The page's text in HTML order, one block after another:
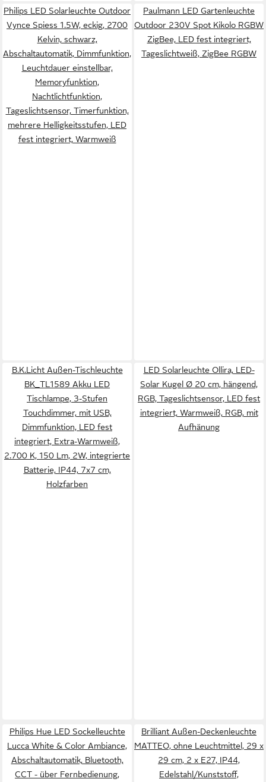
Philips LED Solarleuchte Outdoor
Vynce Spiess 1.5W, eckig, 2700
Kelvin, schwarz,
Abschaltautomatik, Dimmfunktion,
Leuchtdauer einstellbar,
Memoryfunktion,
Nachtlichtfunktion,
Tageslichtsensor, Timerfunktion,
mehrere Helligkeitsstufen, LED
fest integriert, Warmweiß
Paulmann LED Gartenleuchte
Outdoor 230V Spot Kikolo RGBW
ZigBee, LED fest integriert,
Tageslichtweiß, ZigBee RGBW
B.K.Licht Außen-Tischleuchte
BK_TL1589 Akku LED
Tischlampe, 3-Stufen
Touchdimmer, mit USB,
Dimmfunktion, LED fest
integriert, Extra-Warmweiß,
2.700 K, 150 Lm, 2W, integrierte
Batterie, IP44, 7x7 cm,
Holzfarben
LED Solarleuchte Ollira, LED-
Solar Kugel Ø 20 cm, hängend,
RGB, Tageslichtsensor, LED fest
integriert, Warmweiß, RGB, mit
Aufhänung
Philips Hue LED Sockelleuchte
Lucca White & Color Ambiance,
Abschaltautomatik, Bluetooth,
CCT - über Fernbedienung,
Brilliant Außen-Deckenleuchte
MATTEO, ohne Leuchtmittel, 29 x
29 cm, 2 x E27, IP44,
Edelstahl/Kunststoff,